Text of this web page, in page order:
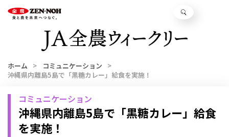
ホーム
コミュニケーション
沖縄県内離島5島で「黒糖カレー」給食を実施！
コミュニケーション
沖縄県内離島5島で「黒糖カレー」給食
を実施！